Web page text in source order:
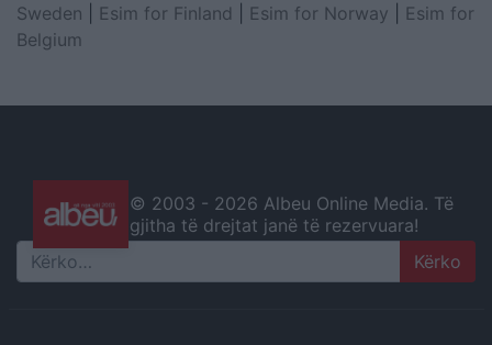
Sweden
Esim for Finland Esim for Norway
Esim for
Belgium
© 2003 - 2026 Albeu Online Media. Të
gjitha të drejtat janë të rezervuara!
Search